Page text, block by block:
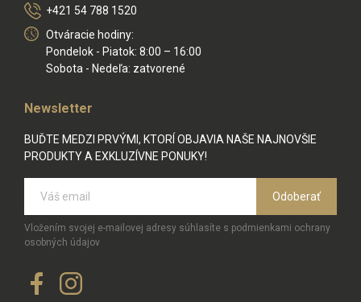
+421 54 788 1520
Otváracie hodiny:
Pondelok - Piatok: 8:00 – 16:00
Sobota - Nedeľa: zatvorené
Newsletter
BUĎTE MEDZI PRVÝMI, KTORÍ OBJAVIA NAŠE NAJNOVŠIE
PRODUKTY A EXKLUZÍVNE PONUKY!
Odoberať
Vložením svojej e-mailovej adresy súhlasíte s podmienkami ochrany
osobných údajov